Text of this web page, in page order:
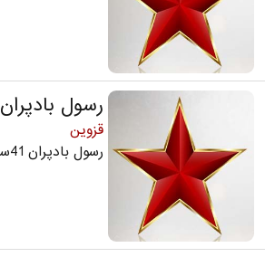
رسول بادپران
قزوین
رسول بادپران 41ساله قزوین